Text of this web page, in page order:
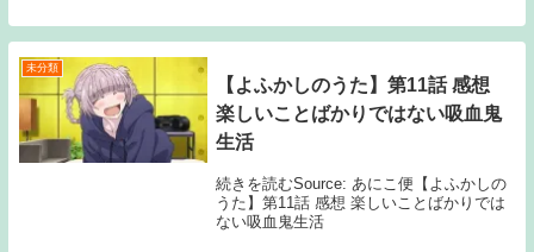
【公式有料配信】【U-NEXT】 【Hulu】
【A...
未分類
【よふかしのうた】第11話 感想
楽しいことばかりではない吸血鬼
生活
続きを読むSource: あにこ便【よふかしの
うた】第11話 感想 楽しいことばかりでは
ない吸血鬼生活